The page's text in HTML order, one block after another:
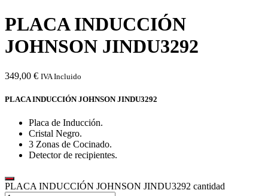
PLACA INDUCCIÓN
JOHNSON JINDU3292
349,00 € IVA Incluido
PLACA INDUCCIÓN JOHNSON JINDU3292
Placa de Inducción.
Cristal Negro.
3 Zonas de Cocinado.
Detector de recipientes.
PLACA INDUCCIÓN JOHNSON JINDU3292 cantidad